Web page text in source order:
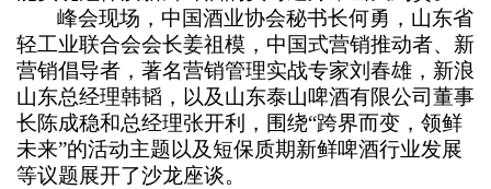
峰会现场，中国酒业协会秘书长何勇，山东省
轻工业联合会会长姜祖模，中国式营销推动者、新
营销倡导者，著名营销管理实战专家刘春雄，新浪
山东总经理韩韬，以及山东泰山啤酒有限公司董事
长陈成稳和总经理张开利，围绕“跨界而变，领鲜
未来”的活动主题以及短保质期新鲜啤酒行业发展
等议题展开了沙龙座谈。